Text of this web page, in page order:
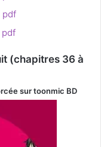
pdf
pdf
(chapitres 36 à
sur toonmic BD